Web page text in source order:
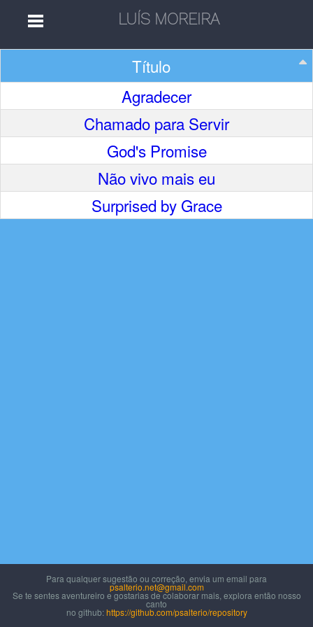
Músicas
Autores
Separatas
Título
Agradecer
Chamado para Servir
God's Promise
Não vivo mais eu
Surprised by Grace
Para qualquer sugestão ou correção, envia um email para
psalterio.net@gmail.com
Se te sentes aventureiro e gostarias de colaborar mais, explora então nosso
canto
no github:https://github.com/psalterio/repository